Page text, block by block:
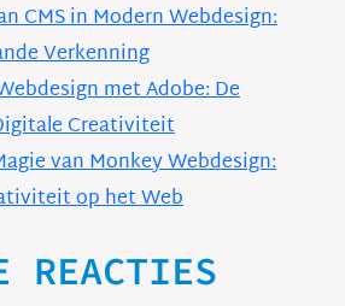
CMS in Modern Webdesign:
Verkenning
met Adobe: De
Creativiteit
van Monkey Webdesign:
op het Web
REACTIES